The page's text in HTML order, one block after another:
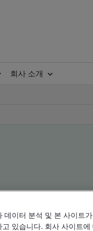
회사 소개
and
데이터 분석 및 본 사이트
있습니다. 회사 사이트